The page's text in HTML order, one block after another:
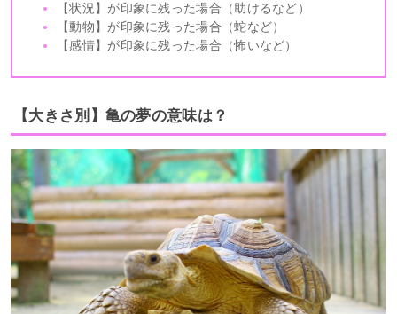
【状況】が印象に残った場合（助けるなど）
【動物】が印象に残った場合（蛇など）
【感情】が印象に残った場合（怖いなど）
【大きさ別】亀の夢の意味は？